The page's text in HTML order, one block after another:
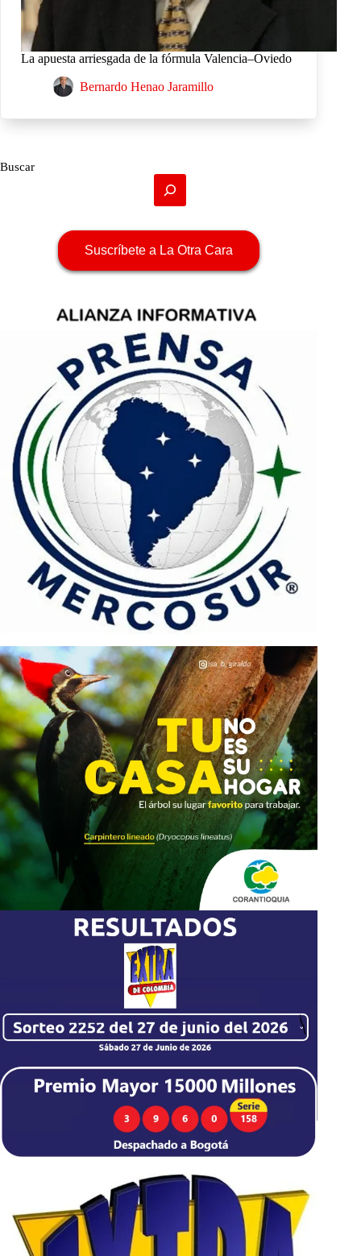
La apuesta arriesgada de la fórmula Valencia–Oviedo
Bernardo Henao Jaramillo
Buscar
Suscríbete a La Otra Cara